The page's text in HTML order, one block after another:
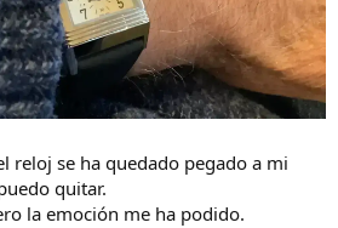
reloj se ha quedado pegado a mi
quitar.
la emoción me ha podido.